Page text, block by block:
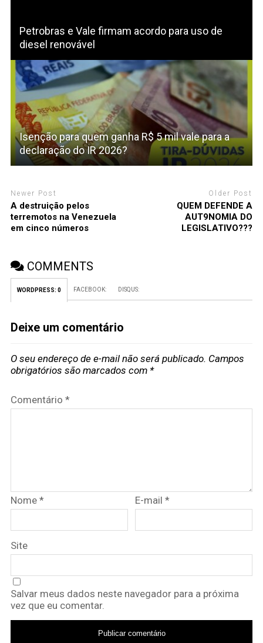
Petrobras e Vale firmam acordo para uso de
diesel renovável
Isenção para quem ganha R$ 5 mil vale para a
declaração do IR 2026?
Newer Post
A destruição pelos
terremotos na Venezuela
em cinco números
Older Post
QUEM DEFENDE A
AUT9NOMIA DO
LEGISLATIVO???
COMMENTS
WORDPRESS: 0 FACEBOOK: DISQUS:
Deixe um comentário
O seu endereço de e-mail não será publicado. Campos
obrigatórios são marcados com *
Comentário *
Nome * E-mail*
Site
Salvar meus dados neste navegador para a próxima
vez que eu comentar.